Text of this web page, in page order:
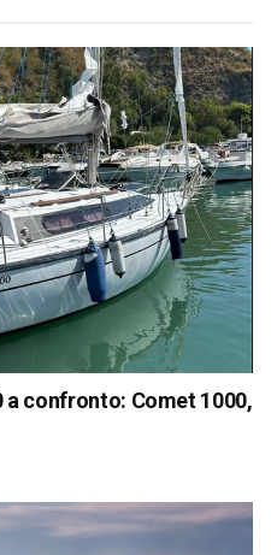
a confronto: Comet 1000,